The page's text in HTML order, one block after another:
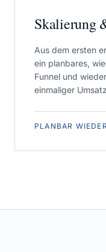
Skalierung
Aus dem ersten
ein planbares,
Funnel und
einmaliger
PLANBAR